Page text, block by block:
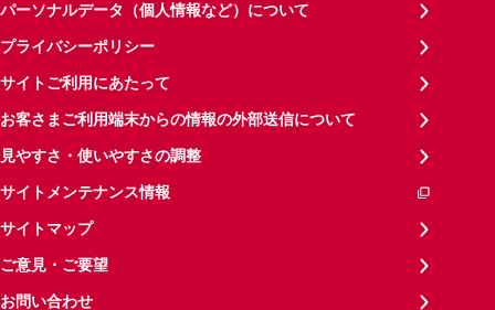
パーソナルデータ（個人情報など）について
プライバシーポリシー
サイトご利用にあたって
お客さまご利用端末からの情報の外部送信について
見やすさ・使いやすさの調整
サイトメンテナンス情報
サイトマップ
ご意見・ご要望
お問い合わせ